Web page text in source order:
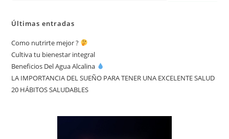
Últimas entradas
Como nutrirte mejor ?
Cultiva tu bienestar integral
Beneficios Del Agua Alcalina
LA IMPORTANCIA DEL SUEÑO PARA TENER UNA EXCELENTE SALUD
20 HÁBITOS SALUDABLES